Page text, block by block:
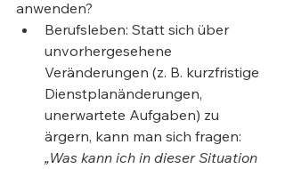
anwenden?
Berufsleben: Statt sich über
unvorhergesehene
Veränderungen (z. B. kurzfristige
Dienstplanänderungen,
unerwartete Aufgaben) zu
ärgern, kann man sich fragen:
„Was kann ich in dieser Situation